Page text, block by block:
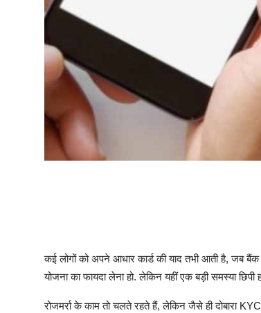
कई लोगों को अपने आधार कार्ड की याद तभी आती है, जब बैंक
योजना का फायदा लेना हो. लेकिन यहीं एक बड़ी समस्या
रोजमर्रा के काम तो चलते रहते हैं, लेकिन जैसे ही दोबारा